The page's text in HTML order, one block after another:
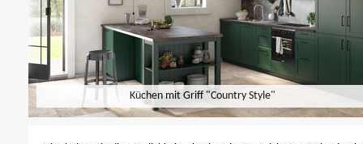
Küchen mit Griff "Country Style"